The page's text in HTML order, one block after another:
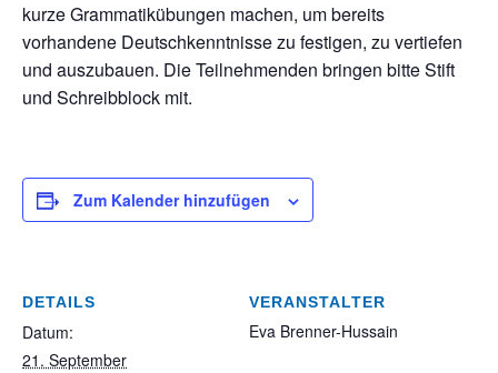
kurze Grammatikübungen machen, um bereits
vorhandene Deutschkenntnisse zu festigen, zu vertiefen
und auszubauen. Die Teilnehmenden bringen bitte Stift
und Schreibblock mit.
Zum Kalender hinzufügen
DETAILS
Datum:
21. September
VERANSTALTER
Eva Brenner-Hussain